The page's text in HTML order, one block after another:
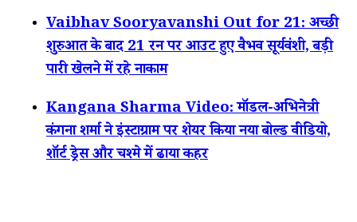
Vaibhav Sooryavanshi Out for 21: अच्छी
शुरुआत के बाद 21 रन पर आउट हुए वैभव सूर्यवंशी, बड़ी
पारी खेलने में रहे नाकाम
Kangana Sharma Video: मॉडल-अभिनेत्री
कंगना शर्मा ने इंस्टाग्राम पर शेयर किया नया बोल्ड वीडियो,
शॉर्ट ड्रेस और चश्मे में ढाया कहर